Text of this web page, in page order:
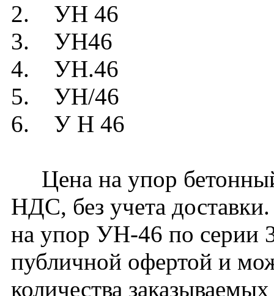
2. УН 46
3. УН46
4. УН.46
5. УН/46
6. У Н 46
Цена на упор
НДС, без учета
на упор УН-46 по серии
публичной офертой и
количества